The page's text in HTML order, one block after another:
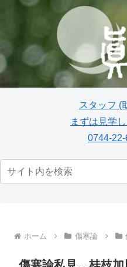
スタッフ (
まずは見学
0744-22-
ホーム 傷寒論